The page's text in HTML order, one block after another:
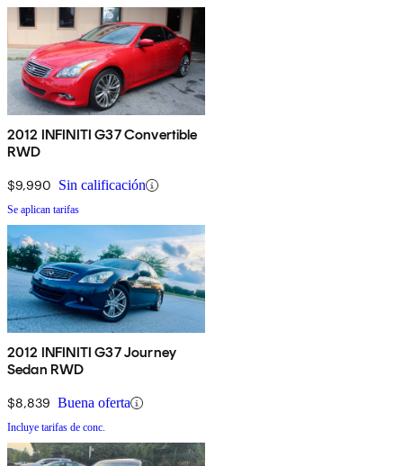
2012 INFINITI G37 Convertible
RWD
$9,990 Sin calificación
Se aplican tarifas
2012 INFINITI G37 Journey
Sedan RWD
$8,839 Buena oferta
Incluye tarifas de conc.